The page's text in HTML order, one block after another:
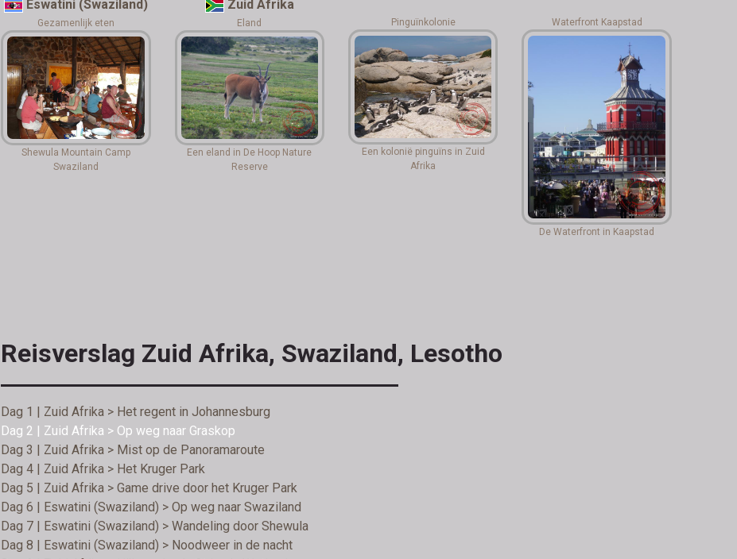
Eswatini (Swaziland)
Gezamenlijk eten
Shewula Mountain Camp
Swaziland
Zuid Afrika
Eland
Een eland in De Hoop Nature
Reserve
Pinguïnkolonie
Een kolonië pinguïns in Zuid
Afrika
Waterfront Kaapstad
De Waterfront in Kaapstad
Reisverslag Zuid Afrika, Swaziland, Lesotho
Dag 1 | Zuid Afrika > Het regent in Johannesburg
Dag 2 | Zuid Afrika > Op weg naar Graskop
Dag 3 | Zuid Afrika > Mist op de Panoramaroute
Dag 4 | Zuid Afrika > Het Kruger Park
Dag 5 | Zuid Afrika > Game drive door het Kruger Park
Dag 6 | Eswatini (Swaziland) > Op weg naar Swaziland
Dag 7 | Eswatini (Swaziland) > Wandeling door Shewula
Dag 8 | Eswatini (Swaziland) > Noodweer in de nacht